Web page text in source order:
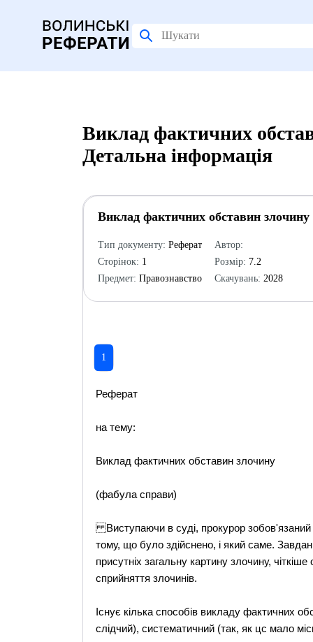
Виклад фактичних
Детальна інформація
Виклад фактичних обставин
Тип документу: Реферат
Сторінок: 1
Предмет: Правознавство
Автор:
Розмір: 7.2
Скачувань: 2028
1
Реферат
на тему:
Виклад фактичних обставин злочину
(фабула справи)
Виступаючи в суді, прокурор
тому, що було здійснено, і який саме.
присутніх загальну картину злочину,
сприйняття злочинів.
Існує кілька способів викладу фактичних
слідчий), систематичний (так, як цс мало